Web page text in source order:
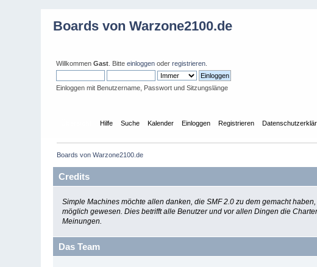
Boards von Warzone2100.de
WillkommenGast . Bitteeinloggen oderregistrieren
Einloggen mit Benutzername, Passwort und Sitzungslänge
Hilfe Suche Kalender Einloggen Registrieren
Boards von Warzone2100.de
Credits
Simple Machines möchte allen danken, die SMF 2.0 zu dem gemacht
möglich gewesen. Dies betrifft alle Benutzer und vor allen Dingen die
Meinungen.
Das Team